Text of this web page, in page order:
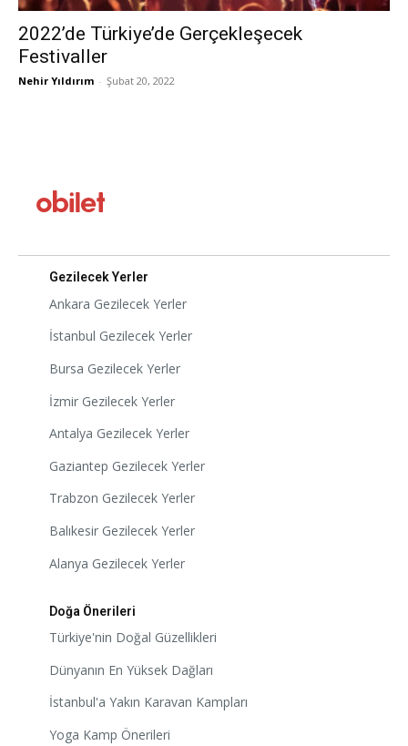
2022’de Türkiye’de Gerçekleşecek
Festivaller
Nehir Yıldırım - Şubat 20, 2022
Gezilecek Yerler
Ankara Gezilecek Yerler
İstanbul Gezilecek Yerler
Bursa Gezilecek Yerler
İzmir Gezilecek Yerler
Antalya Gezilecek Yerler
Gaziantep Gezilecek Yerler
Trabzon Gezilecek Yerler
Balıkesir Gezilecek Yerler
Alanya Gezilecek Yerler
Doğa Önerileri
Türkiye'nin Doğal Güzellikleri
Dünyanın En Yüksek Dağları
İstanbul'a Yakın Karavan Kampları
Yoga Kamp Önerileri